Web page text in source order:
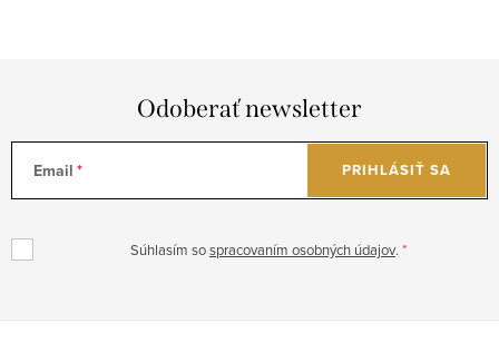
Odoberať newsletter
Email
Súhlasím sospracovaním osobných údajov.
PRIHLÁSIŤ SA